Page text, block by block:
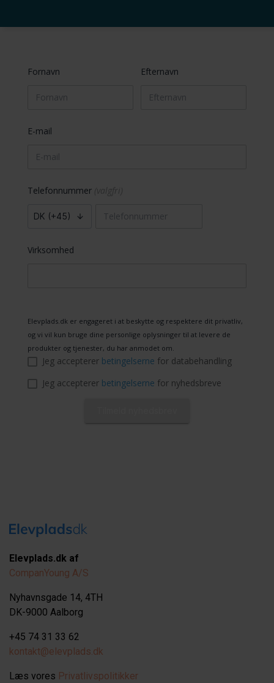
Elevplads.dk af
CompanYoung A/S
Nyhavnsgade 14, 4TH
DK-9000 Aalborg
+45 74 31 33 62
kontakt@elevplads.dk
Læs vores Privatlivspolitikker